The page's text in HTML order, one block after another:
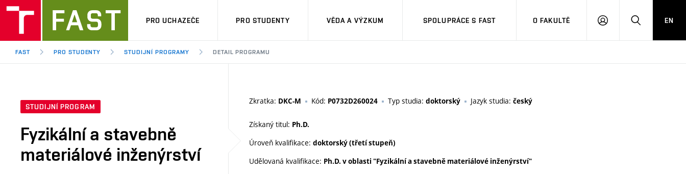
PRO UCHAZEČE PRO STUDENTY VĚDA A VÝZKUM SPOLUPRÁCE S FAST O FAKULTĚ
PŘIHLÁSITHLEDAT
EN
FAST PRO STUDENTY STUDIJNÍ PROGRAMY DETAIL PROGRAMU
STUDIJNÍ PROGRAM
Fyzikální a stavebně
materiálové inženýrství
Zkratka: DKC-M Kód: P0732D260024 Typ studia: doktorský Jazyk studia: český
Získaný titul: Ph.D.
Úroveň kvalifikace: doktorský (třetí stupeň)
Udělovaná kvalifikace: Ph.D. v oblasti "Fyzikální a stavebně materiálové inženýrství"